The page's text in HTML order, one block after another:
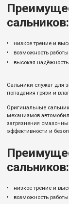
сальников:
низкое трение и
возможность
высокая надёжность
Сальники служат для
попадания грязи и
Оригинальные
механизмов
загрязнения
эффективности и
сальников:
низкое трение и
возможность